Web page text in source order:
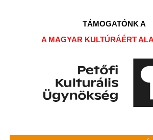
TÁMOGATÓNK A
A MAGYAR KULTÚRÁÉRT